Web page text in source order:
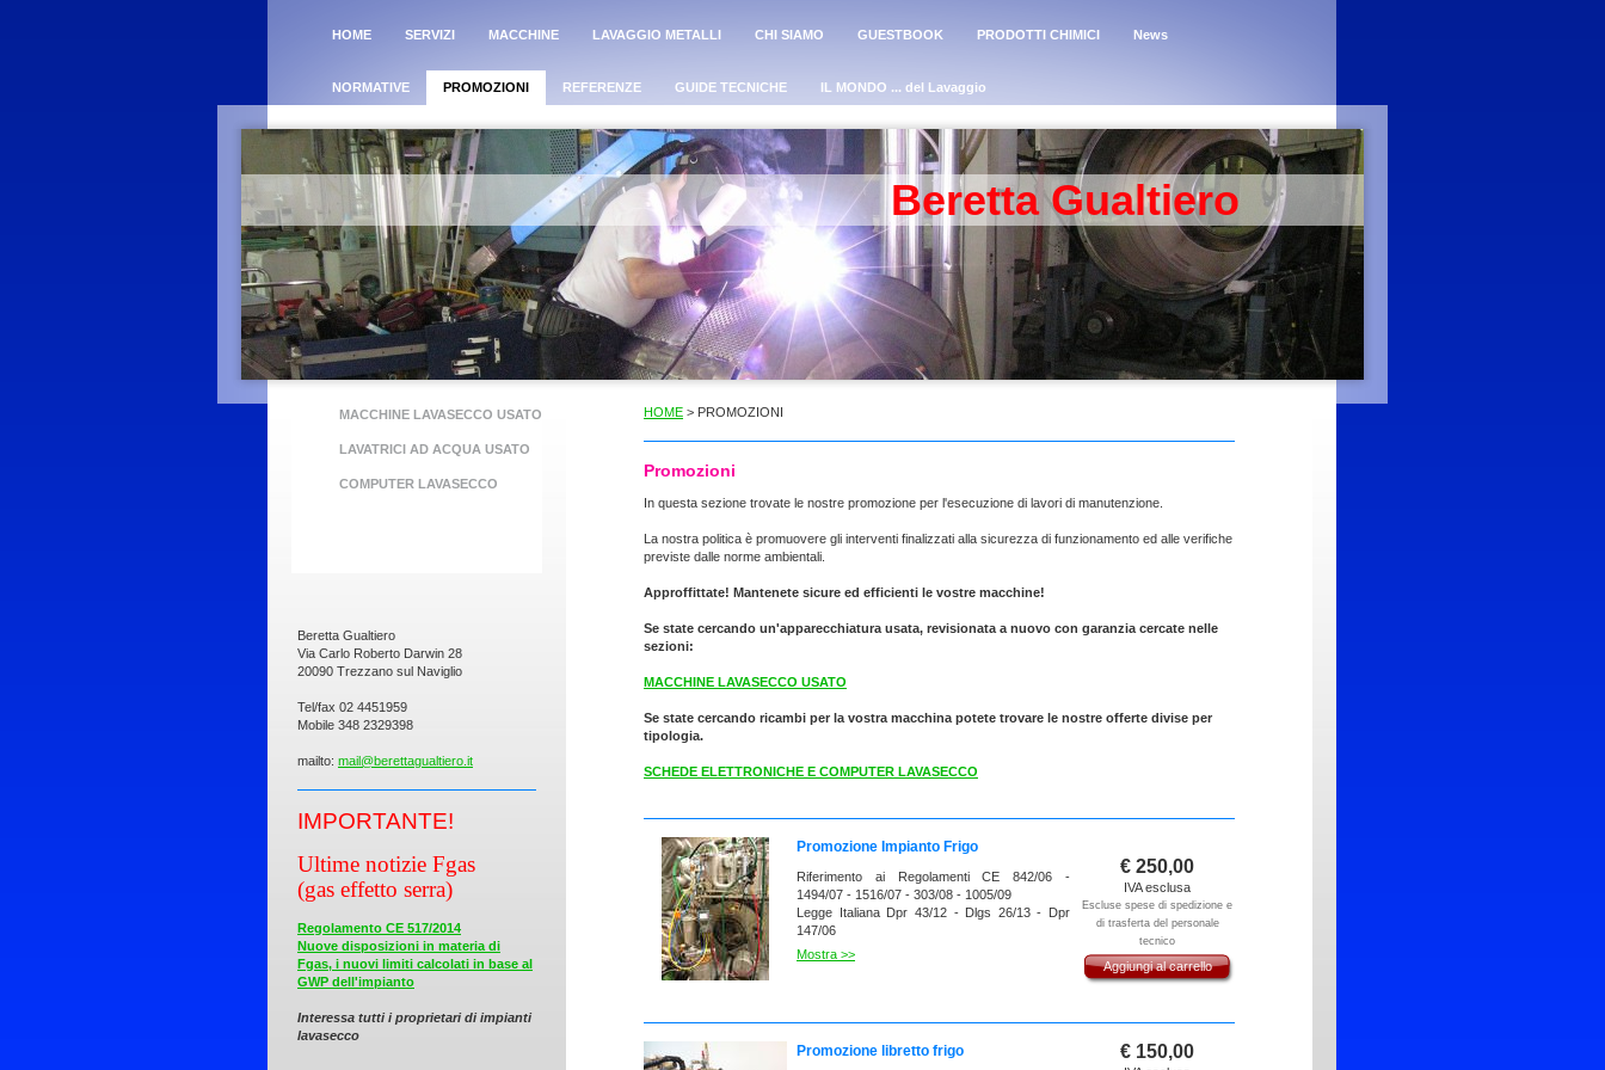
HOME SERVIZI MACCHINE LAVAGGIO METALLI CHI SIAMO GUESTBOOK PRODOTTI CHIMICI News
NORMATIVE PROMOZIONI REFERENZE GUIDE TECNICHE IL MONDO ... del Lavaggio
Beretta Gualtiero
MACCHINE LAVASECCO USATO
LAVATRICI AD ACQUA USATO
COMPUTER LAVASECCO
Beretta Gualtiero
Via Carlo Roberto Darwin 28
20090 Trezzano sul Naviglio
Tel/fax 02 4451959
Mobile 348 2329398
mailto: mail@berettagualtiero.it
IMPORTANTE!
Ultime notizie Fgas
(gas effetto serra)
Regolamento CE 517/2014
Nuove disposizioni in materia di
Fgas, i nuovi limiti calcolati in base al
GWP dell'impianto
Interessa tutti i proprietari di impianti
lavasecco
HOME > PROMOZIONI
Promozioni
In questa sezione trovate le nostre promozione per l'esecuzione di lavori di manutenzione.
La nostra politica è promuovere gli interventi finalizzati alla sicurezza di funzionamento ed alle verifiche
previste dalle norme ambientali.
Approffittate! Mantenete sicure ed efficienti le vostre macchine!
Se state cercando un'apparecchiatura usata, revisionata a nuovo con garanzia cercate nelle
sezioni:
MACCHINE LAVASECCO USATO
Se state cercando ricambi per la vostra macchina potete trovare le nostre offerte divise per
tipologia.
SCHEDE ELETTRONICHE E COMPUTER LAVASECCO
€ 250,00
IVA esclusa
Escluse spese di spedizione e
di trasferta del personale
tecnico
Aggiungi al carrello
Promozione Impianto Frigo
Riferimento ai Regolamenti CE 842/06 -
1494/07 - 1516/07 - 303/08 - 1005/09
Legge Italiana Dpr 43/12 - Dlgs 26/13 - Dpr
147/06
Limitazione delle emissione di gas effetto serra
Verifica l'impianto frigo della tua lavasecco
obbligatori previsti.
Mostra >>
€ 150,00
Promozione libretto frigo